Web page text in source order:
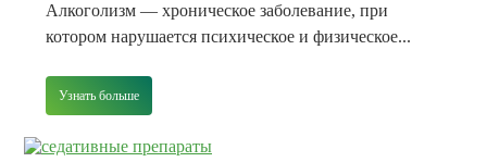
Алкоголизм — хроническое заболевание, при
котором нарушается психическое и физическое...
Узнать больше